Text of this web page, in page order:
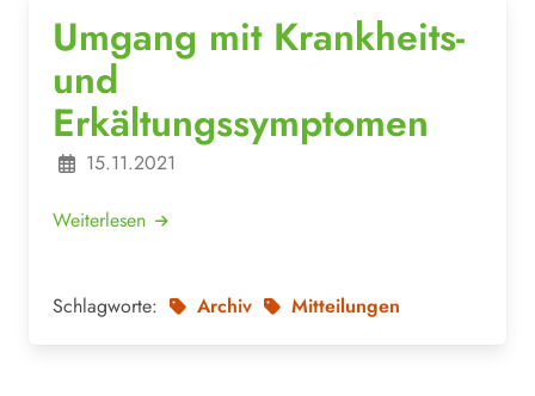
Umgang mit Krankheits-
und
Erkältungssymptomen
15.11.2021
Weiterlesen
Schlagworte: Archiv Mitteilungen